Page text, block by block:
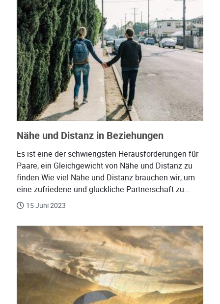
Nähe und Distanz in Beziehungen
Es ist eine der schwierigsten Herausforderungen für
Paare, ein Gleichgewicht von Nähe und Distanz zu
finden Wie viel Nähe und Distanz brauchen wir, um
eine zufriedene und glückliche Partnerschaft zu...
15 Juni 2023